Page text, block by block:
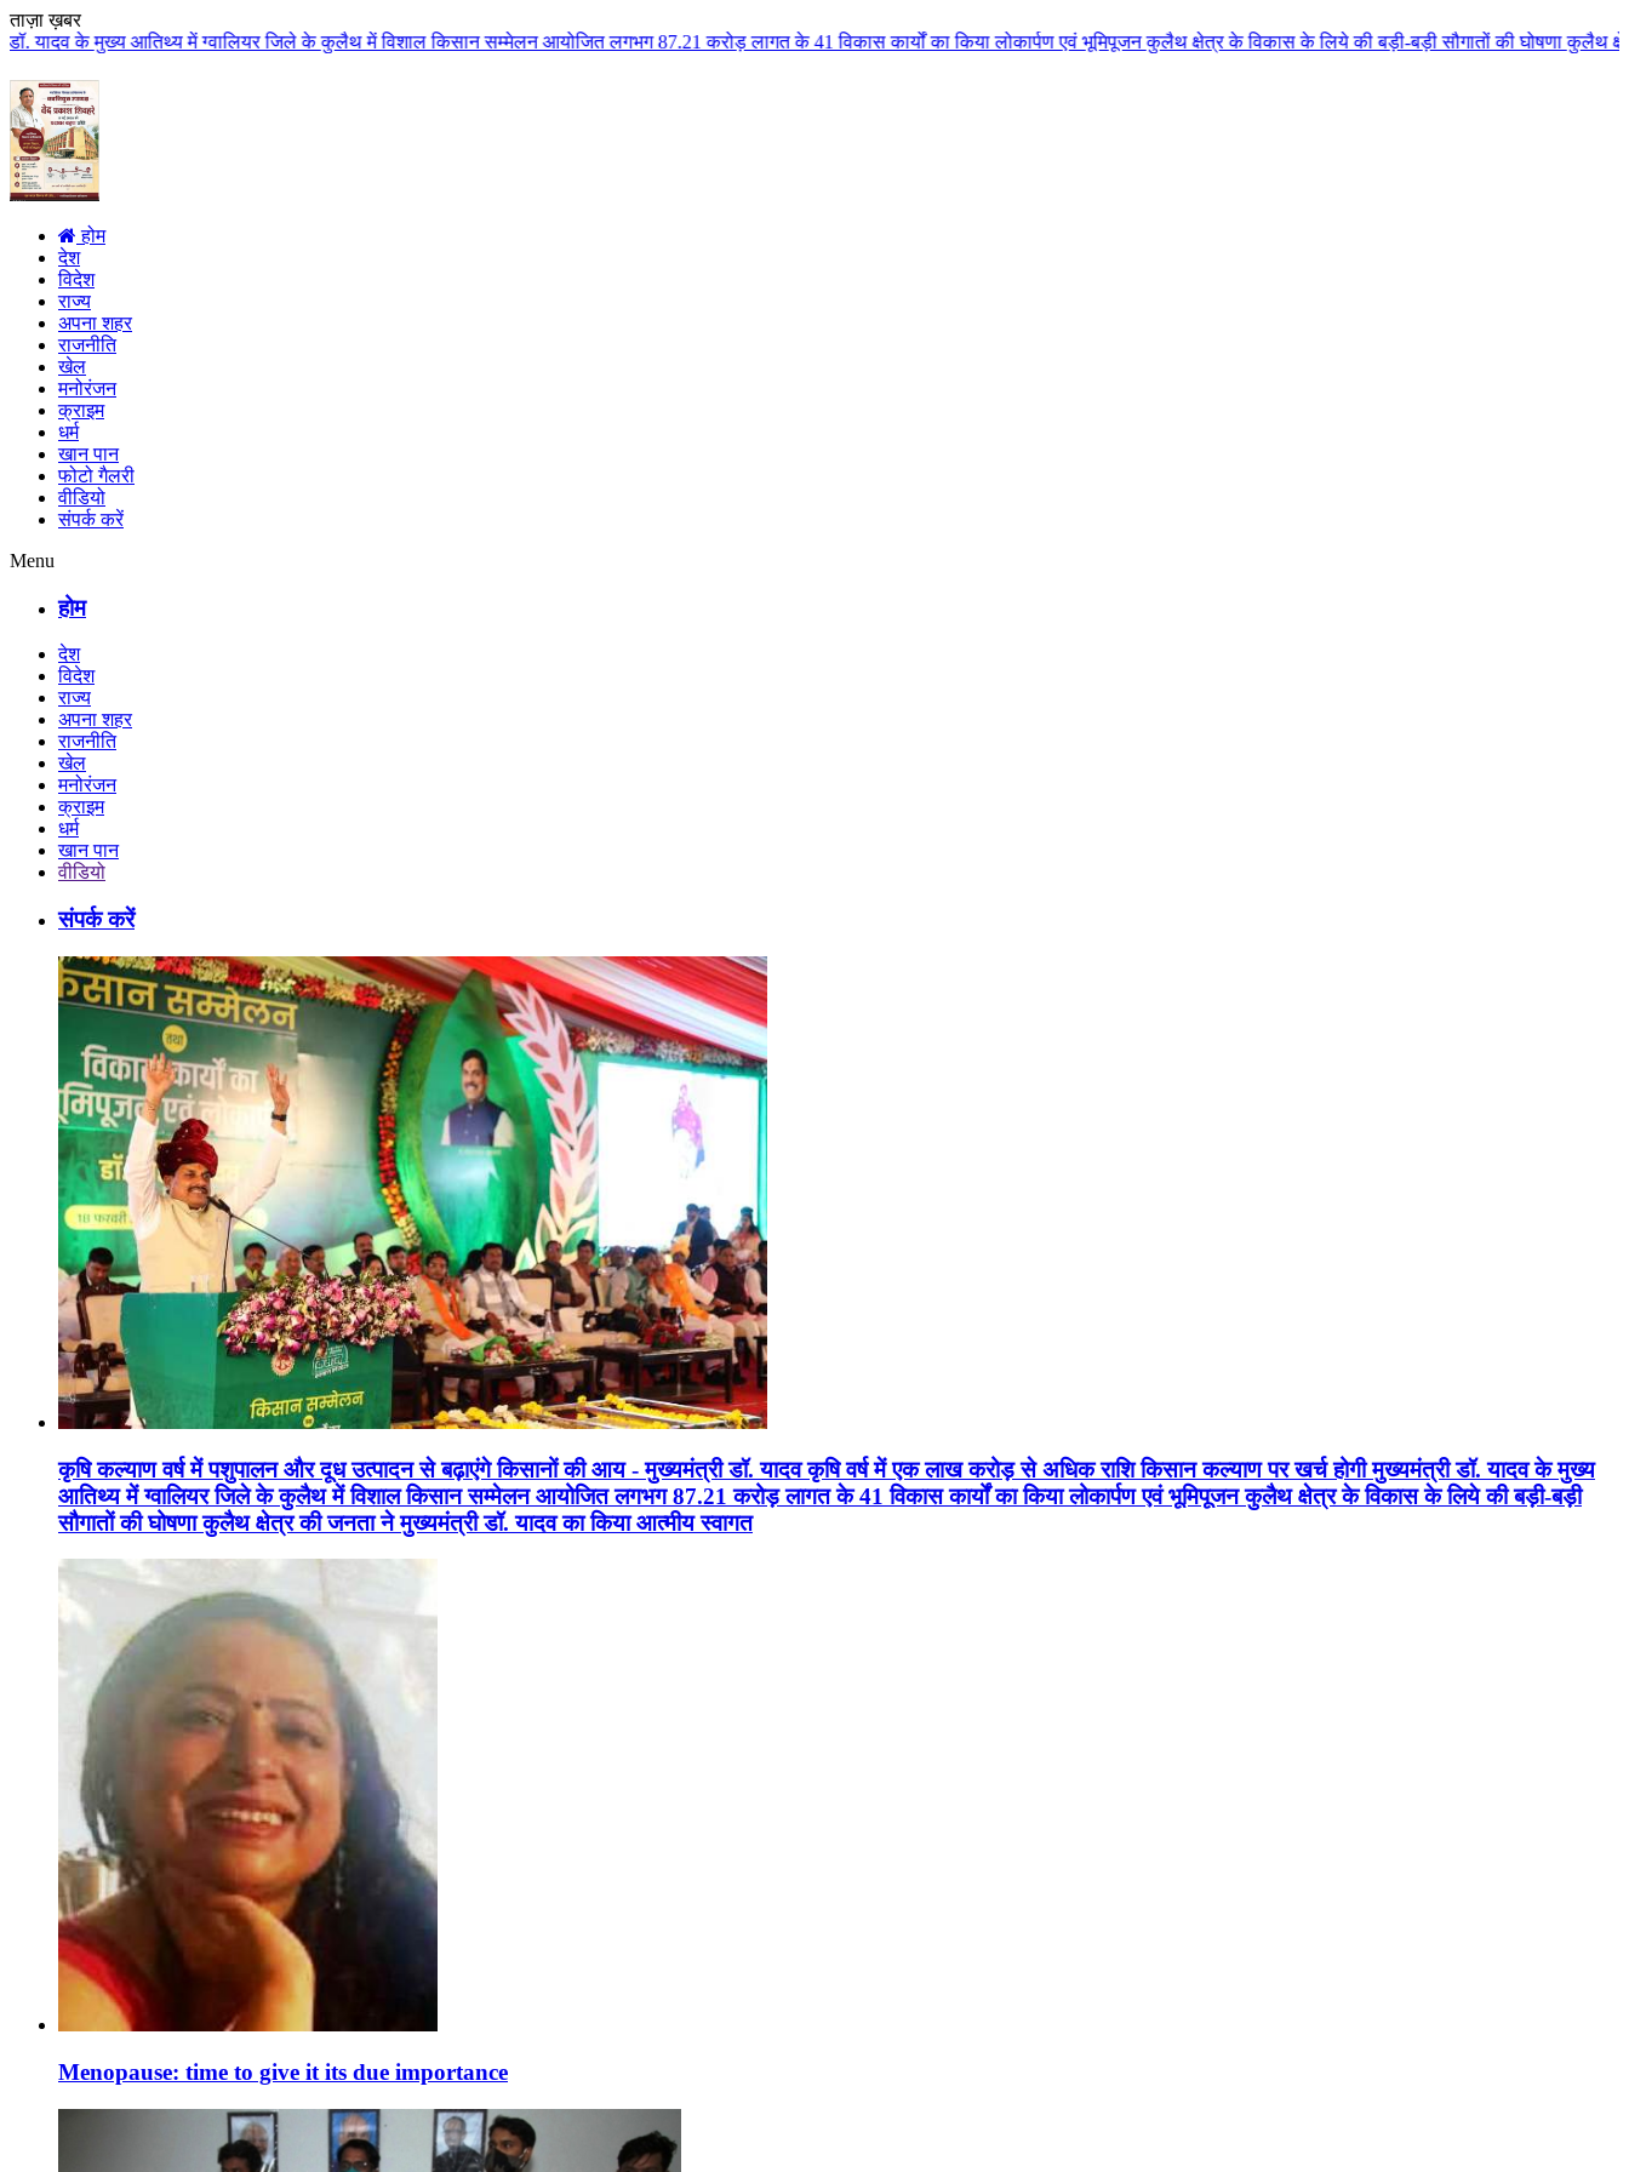
ताज़ा ख़बर
में ग्वालियर जिले के कुलैथ में विशाल किसान सम्मेलन आयोजित लगभग 87.21 करोड़ लागत के 41 विकास कार्यों का किया लोकार्पण एवं भूमिपूजन कुलैथ क्षेत्र के विकास के लिये की बड़ी-बड़ी सौगातों की घोषणा कुलैथ क्षेत्र की जनता ने
होम
देश
विदेश
राज्य
अपना शहर
राजनीति
खेल
मनोरंजन
क्राइम
धर्म
खान पान
फोटो गैलरी
वीडियो
संपर्क करें
Menu
होम
देश
विदेश
राज्य
अपना शहर
राजनीति
खेल
मनोरंजन
क्राइम
धर्म
खान पान
वीडियो
संपर्क करें
कृषि कल्याण वर्ष में पशुपालन और दूध उत्पादन से बढ़ाएंगे किसानों की आय - मुख्यमंत्री डॉ. यादव कृषि वर्ष में एक लाख करोड़ से अधिक राशि किसान कल्याण पर खर्च होगी मुख्यमंत्री डॉ. यादव के मुख्य
आतिथ्य में ग्वालियर जिले के कुलैथ में विशाल किसान सम्मेलन आयोजित लगभग 87.21 करोड़ लागत के 41 विकास कार्यों का किया लोकार्पण एवं भूमिपूजन कुलैथ क्षेत्र के विकास के लिये की बड़ी-बड़ी
सौगातों की घोषणा कुलैथ क्षेत्र की जनता ने मुख्यमंत्री डॉ. यादव का किया आत्मीय स्वागत
Menopause: time to give it its due importance